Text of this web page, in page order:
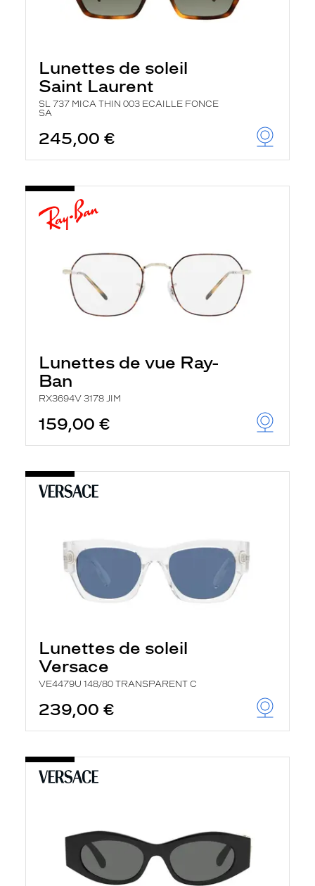
Lunettes de soleil
Saint Laurent
SL 737 MICA THIN 003 ECAILLE FONCE
SA
245,00 €
Lunettes de vue Ray-
Ban
RX3694V 3178 JIM
159,00 €
Lunettes de soleil
Versace
VE4479U 148/80 TRANSPARENT C
239,00 €